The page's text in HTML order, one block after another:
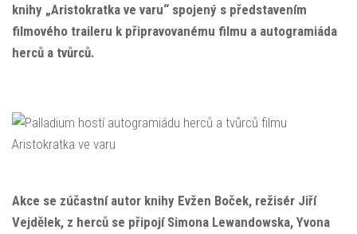
knihy „Aristokratka ve varu“ spojený s představením
filmového traileru k připravovanému filmu a autogramiáda
herců a tvůrců.
Akce se zúčastní autor knihy Evžen Boček, režisér Jiří
Vejdělek, z herců se připojí Simona Lewandowska, Yvona